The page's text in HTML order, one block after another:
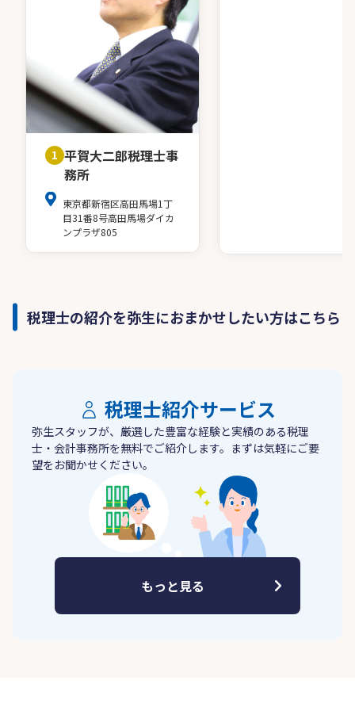
1 平賀大二郎税理士事
務所
東京都新宿区高田馬場1丁
目31番8号高田馬場ダイカ
ンプラザ805
税理士の紹介を弥生におまかせしたい方はこちら
税理士紹介サービス
弥生スタッフが、厳選した豊富な経験と実績のある税理
士・会計事務所を無料でご紹介します。まずは気軽にご要
望をお聞かせください。
もっと見る